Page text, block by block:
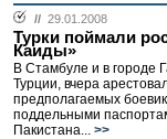
// 29.01.2008
Турки поймали
Каиды»
В Стамбуле и в городе
Турции, вчера
предполагаемых
поддельными
Пакистана... >>